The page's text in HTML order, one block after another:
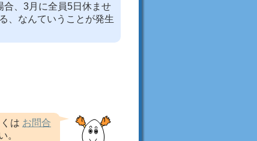
合、3月に全員5日休ませ
、なんていうことが発生
は お問合
。